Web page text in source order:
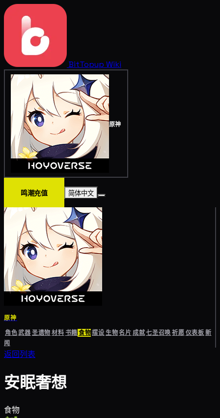
BitTopup Wiki
原神
鸣潮充值 简体中文
原神
角色武器圣遗物材料书籍食物摆设生物名片成就七圣召唤祈愿仪表板新
闻
返回列表
安眠奢想
食物